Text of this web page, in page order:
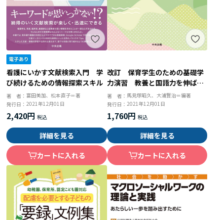
看護にいかす文献検索入門 学
び続けるための情報探索スキル
著 者： 富田美加、松本直子＝著
発行日：2021年12月01日
2,420円
詳細を見る
カートに入れる
改訂 保育学生のための基礎学
力演習 教養と国語力を伸ばす
３０Ｌｅｓｓｏｎ
著 者： 馬見塚昭久、大浦賢治＝編著
発行日： 2021年12月01日
1,760円
詳細を見る
カートに入れる